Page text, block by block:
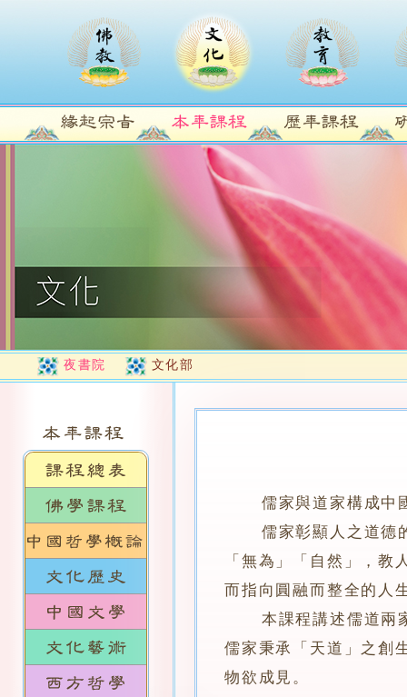
夜書院 文化部
儒家與道家構成中國
儒家彰顯人之道德的
「無為」「自然」，
而指向圓融而整全的人
本課程講述儒道兩家
儒家秉承「天道」之創
物欲成見。